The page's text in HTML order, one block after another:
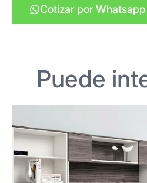
Cotizar por Whatsapp
Puede